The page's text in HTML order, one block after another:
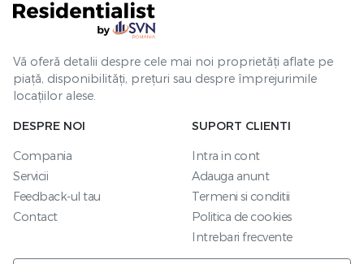
Vă oferă detalii despre cele mai noi proprietăți aflate pe
piață, disponibilități, prețuri sau despre împrejurimile
locațiilor alese.
DESPRE NOI
Compania
Servicii
Feedback-ul tau
Contact
SUPORT CLIENTI
Intra in cont
Adauga anunt
Termeni si conditii
Politica de cookies
Intrebari frecvente